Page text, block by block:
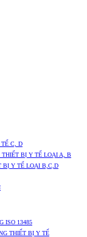
C, D
THIẾT BỊ Y TẾ LOẠI A, B
BỊ Y TẾ LOẠI B,C,D
ISO 13485
THIẾT BỊ Y TẾ